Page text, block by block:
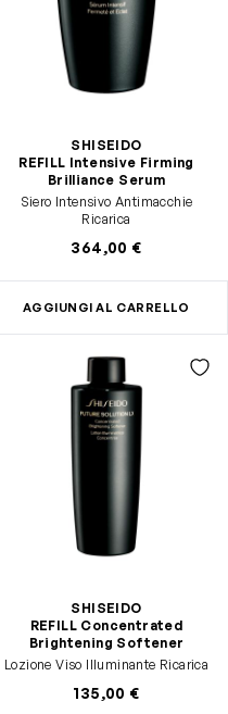
SHISEIDO
REFILL Intensive Firming
Brilliance Serum
Siero Intensivo Antimacchie
Ricarica
364,00 €
AGGIUNGI AL CARRELLO
SHISEIDO
REFILL Concentrated
Brightening Softener
Lozione Viso Illuminante Ricarica
135,00 €